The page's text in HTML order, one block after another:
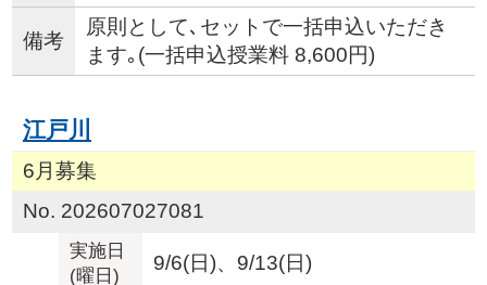
備考
原則として､セットで一括申込いただき
ます｡(一括申込授業料 8,600円)
江戸川
6月募集
No. 202607027081
実施日
(曜日)
9/6(日)、9/13(日)